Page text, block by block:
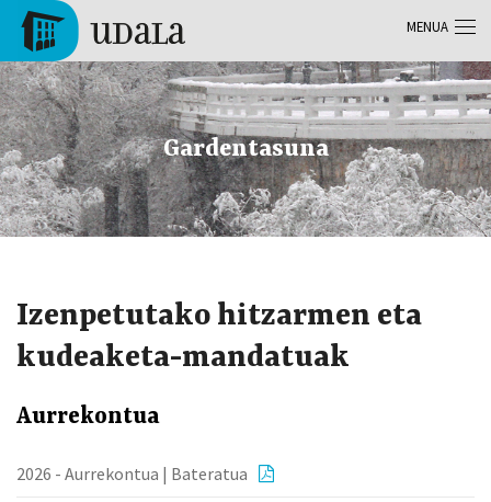
Skip to main content
Tolosa
Gardentasuna
Izenpetutako hitzarmen eta
kudeaketa-mandatuak
Aurrekontua
2026 - Aurrekontua | Bateratua
MENUA